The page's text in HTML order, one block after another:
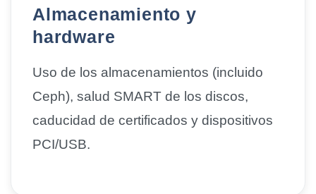
Almacenamiento y
hardware
Uso de los almacenamientos (incluido
Ceph), salud SMART de los discos,
caducidad de certificados y dispositivos
PCI/USB.